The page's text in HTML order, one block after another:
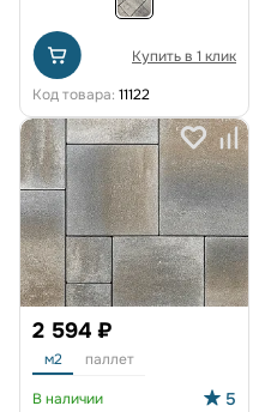
Купить в 1 клик
Код товара: 11122
2 594 ₽
м2 паллет
В наличии 5